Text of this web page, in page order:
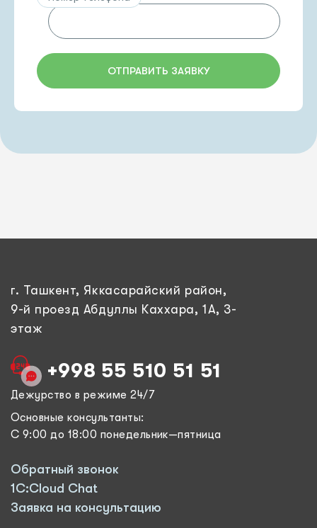
ОТПРАВИТЬ ЗАЯВКУ
г. Ташкент, Яккасарайский район,
9-й проезд Абдуллы Каххара, 1А, 3-
этаж
+998 55 510 51 51
Дежурство в режиме 24/7
Основные консультанты:
С 9:00 до 18:00 понедельник—пятница
Обратный звонок
1C:Cloud Chat
Заявка на консультацию